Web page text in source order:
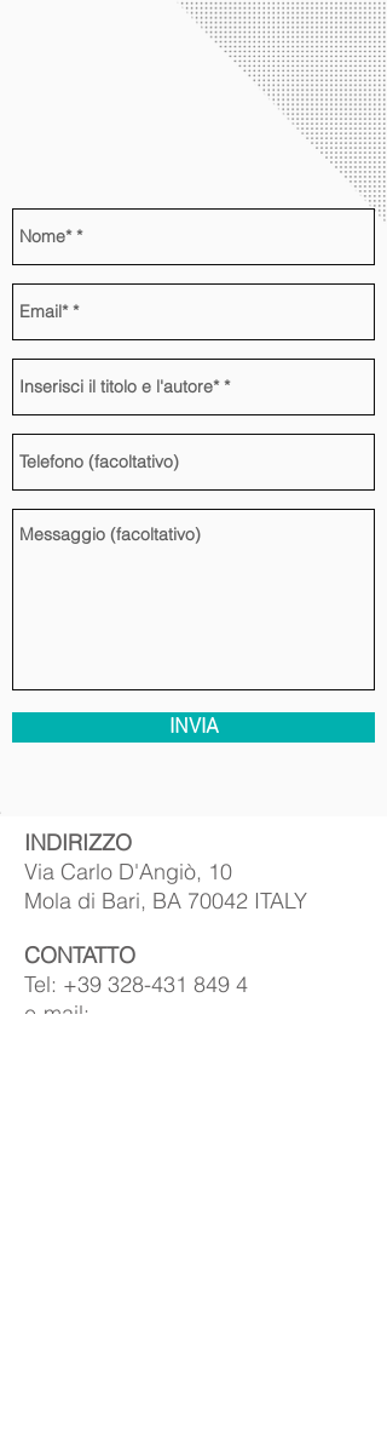
INVIA
​INDIRIZZO
Via Carlo D'Angiò, 10
Mola di Bari, BA 70042 ITALY
CONTATTO
Tel: +39 328-431 849 4
e-mail: